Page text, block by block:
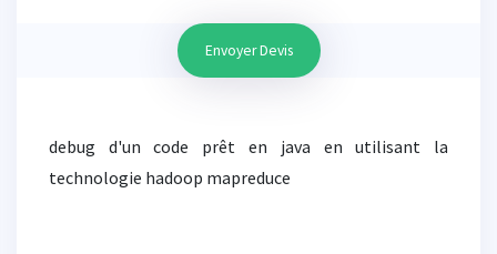
Envoyer Devis
debug d'un code prêt en java en utilisant la
technologie hadoop mapreduce